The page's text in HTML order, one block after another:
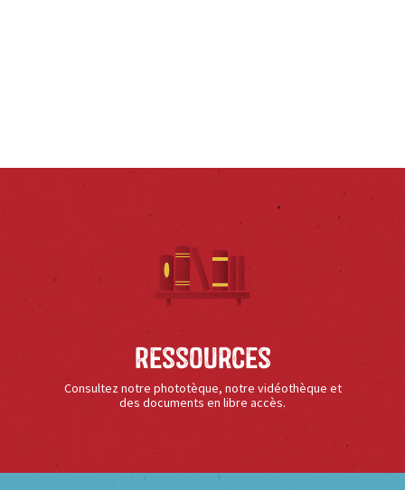
Ressources
Consultez notre phototèque, notre vidéothèque et
des documents en libre accès.